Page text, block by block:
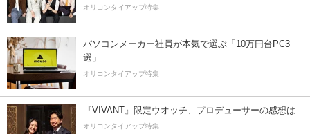
オリコンタイアップ特集
パソコンメーカー社員が本気で選ぶ「10万円台PC3
選」
オリコンタイアップ特集
『VIVANT』限定ウオッチ、プロデューサーの感想は
オリコンタイアップ特集